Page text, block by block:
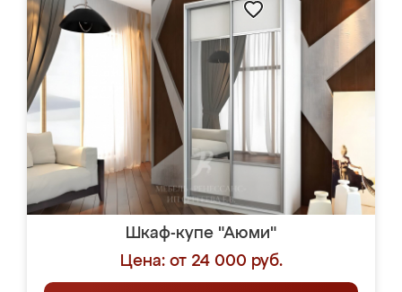
Шкаф-купе "Аюми"
Цена: от 24 000 руб.